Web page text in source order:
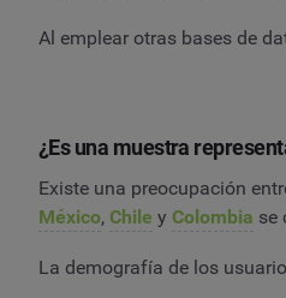
Al emplear otras bases de
¿Es una muestra
Existe una preocupación
México, Chile y Colombia se
La demografía de los